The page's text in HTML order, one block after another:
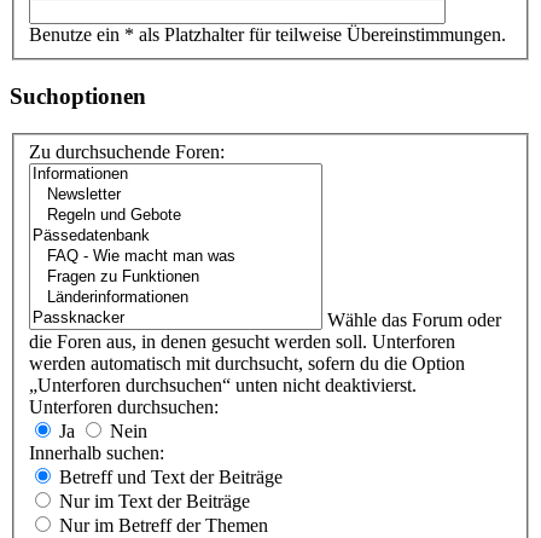
Benutze ein * als Platzhalter für teilweise Übereinstimmungen.
Suchoptionen
Zu durchsuchende Foren:
Wähle das Forum oder
die Foren aus, in denen gesucht werden soll. Unterforen
werden automatisch mit durchsucht, sofern du die Option
„Unterforen durchsuchen“ unten nicht deaktivierst.
Unterforen durchsuchen:
Ja
Nein
Innerhalb suchen:
Betreff und Text der Beiträge
Nur im Text der Beiträge
Nur im Betreff der Themen